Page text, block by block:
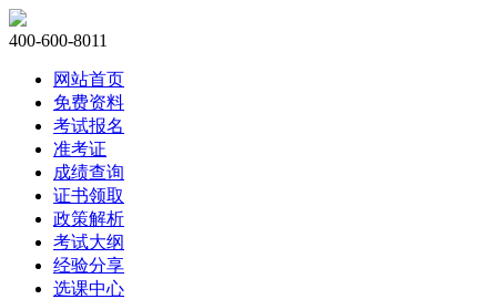
400-600-8011
网站首页
免费资料
考试报名
准考证
成绩查询
证书领取
政策解析
考试大纲
经验分享
选课中心